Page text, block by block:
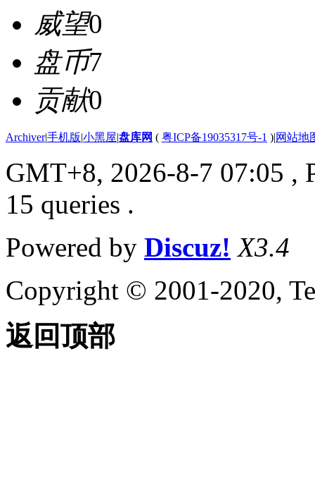
威望0
盘币7
贡献0
Archiver|手机版|小黑屋|盘库网 ( 粤ICP备19035317号-1 )|网站地
GMT+8, 2026-8-7 07:05 ,
15 queries .
Powered by Discuz! X3.4
Copyright © 2001-2020,
返回顶部